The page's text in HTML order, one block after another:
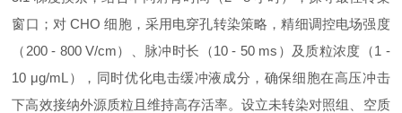
窗口；对 CHO 细胞，采用电穿孔转染策略，精细调控电场强度
（200 - 800 V/cm）、脉冲时长（10 - 50 ms）及质粒浓度（1 -
10 μg/mL），同时优化电击缓冲液成分，确保细胞在高压冲击
下高效接纳外源质粒且维持高存活率。设立未转染对照组、空质